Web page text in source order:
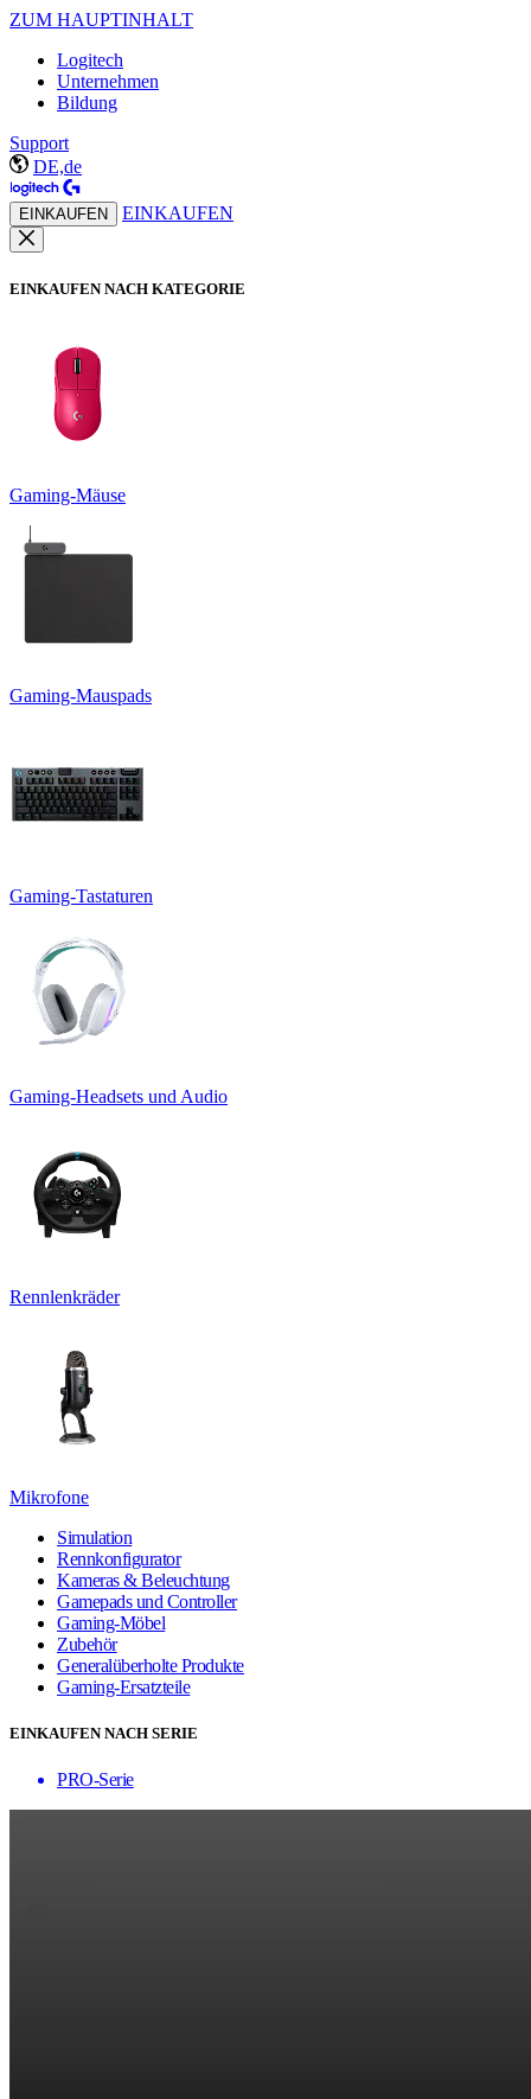
ZUM HAUPTINHALT
Logitech
Unternehmen
Bildung
Support
DE,de
EINKAUFEN EINKAUFEN
EINKAUFEN NACH KATEGORIE
Gaming-Mäuse
Gaming-Mauspads
Gaming-Tastaturen
Gaming-Headsets und Audio
Rennlenkräder
Mikrofone
Simulation
Rennkonfigurator
Kameras & Beleuchtung
Gamepads und Controller
Gaming-Möbel
Zubehör
Generalüberholte Produkte
Gaming-Ersatzteile
EINKAUFEN NACH SERIE
PRO-Serie